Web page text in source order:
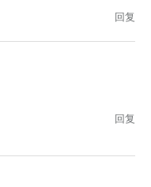
回复
回复